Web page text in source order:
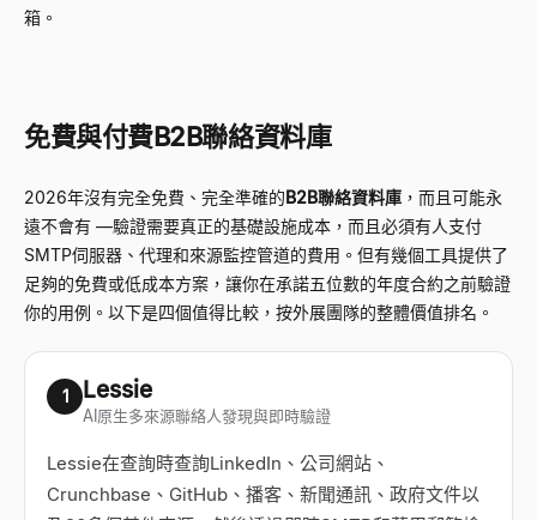
箱。
免費與付費B2B聯絡資料庫
2026年沒有完全免費、完全準確的B2B聯絡資料庫 ，而且可能永
遠不會有 —驗證需要真正的基礎設施成本，而且必須有人支付
SMTP伺服器、代理和來源監控管道的費用。但有幾個工具提供了
足夠的免費或低成本方案，讓你在承諾五位數的年度合約之前驗證
你的用例。以下是四個值得比較，按外展團隊的整體價值排名。
1 Lessie
AI原生多來源聯絡人發現與即時驗證
Lessie在查詢時查詢LinkedIn、公司網站、
Crunchbase、GitHub、播客、新聞通訊、政府文件以